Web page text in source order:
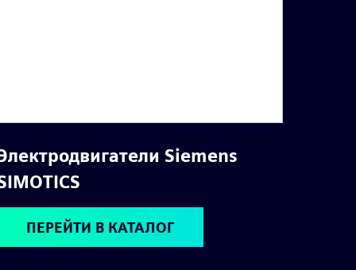
Siemens
ПЕРЕЙТИ В КАТАЛОГ